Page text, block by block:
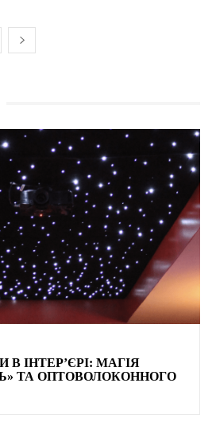
В ІНТЕР’ЄРІ: МАГІЯ
ТА ОПТОВОЛОКОННОГО